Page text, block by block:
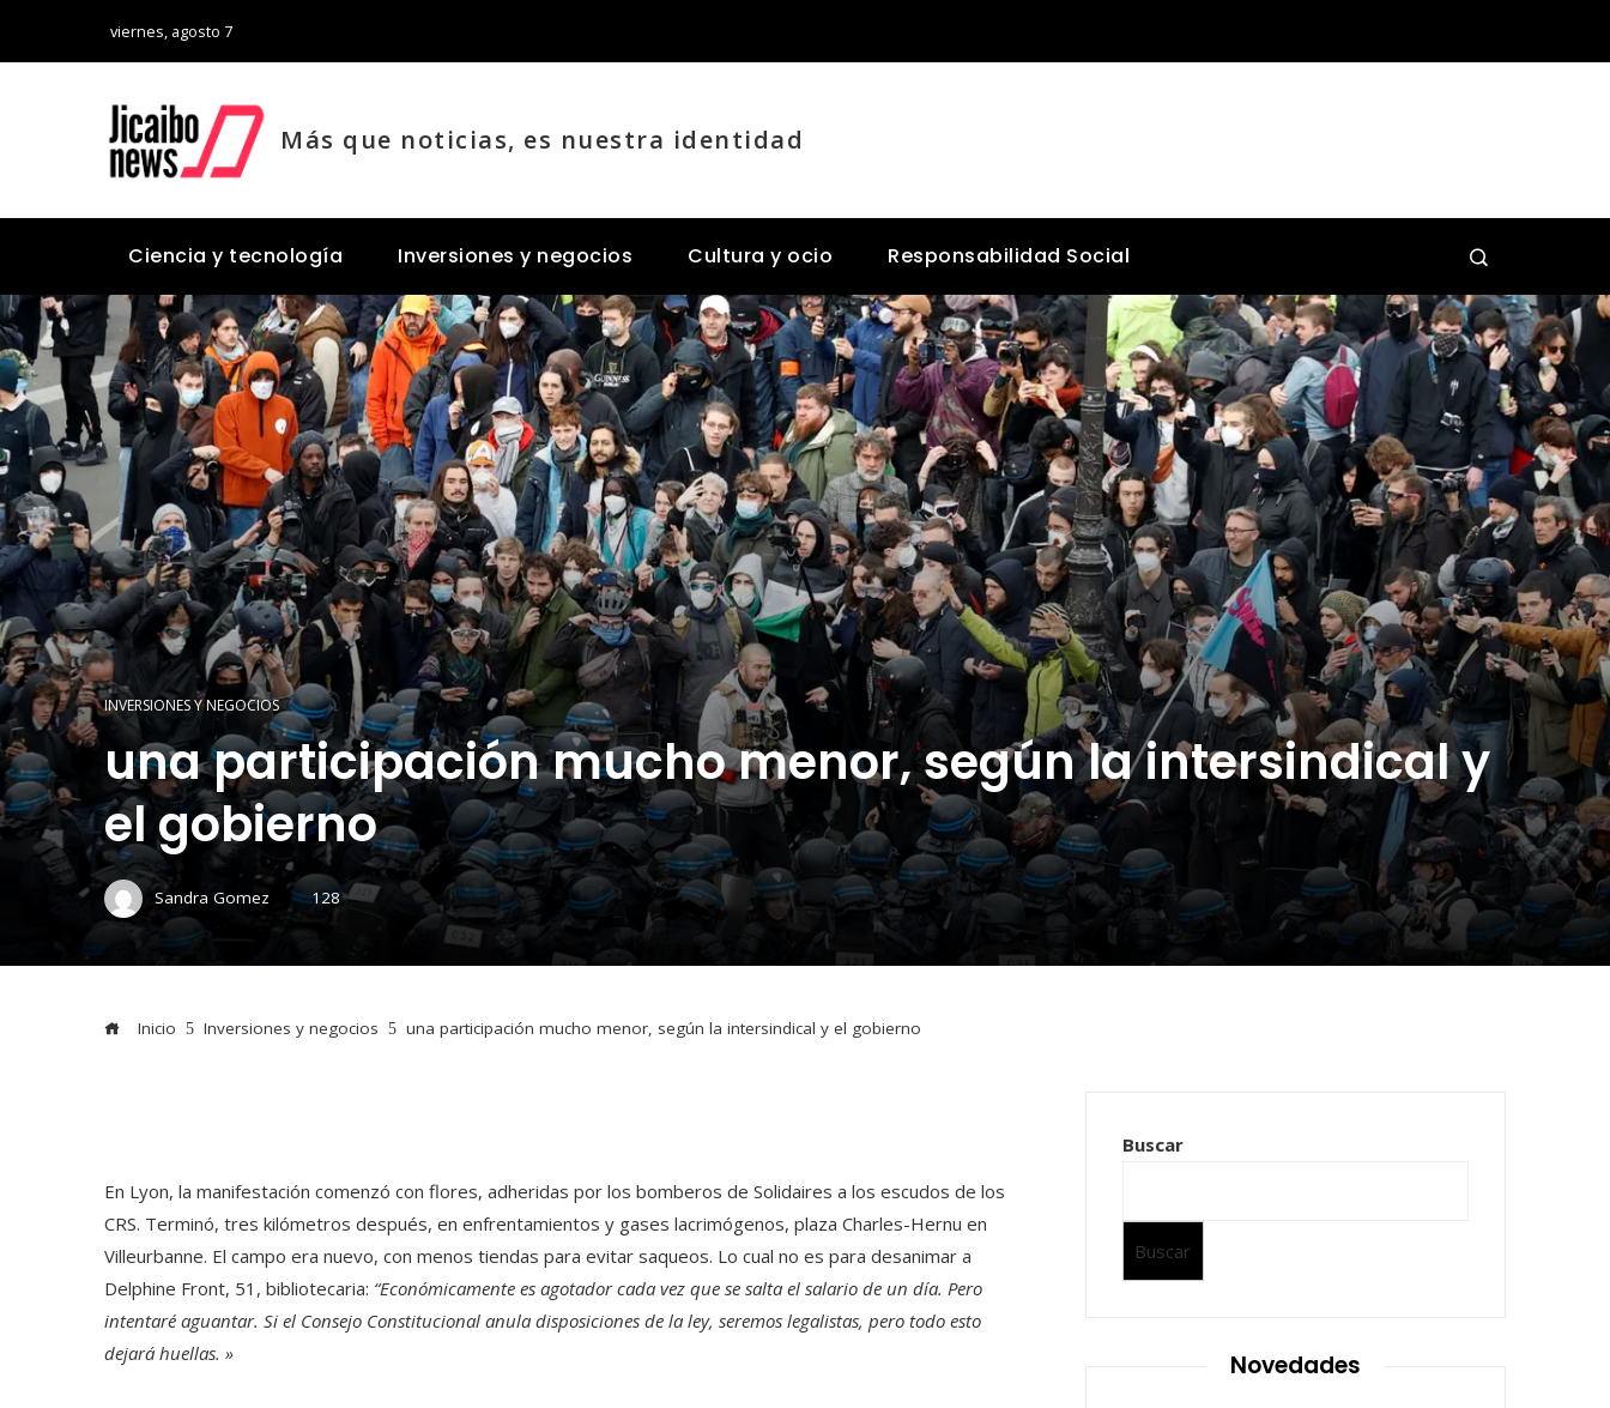
viernes, agosto 7
Más que noticias, es nuestra identidad
Ciencia y tecnología Inversiones y negocios Cultura y ocio Responsabilidad Social
INVERSIONES Y NEGOCIOS
una participación mucho menor, según la intersindical y
el gobierno
Sandra Gomez 128
Inicio Inversiones y negocios una participación mucho menor, según la intersindical y el gobierno
En Lyon, la manifestación comenzó con flores, adheridas por los bomberos de Solidaires a los escudos de los
CRS. Terminó, tres kilómetros después, en enfrentamientos y gases lacrimógenos, plaza Charles-Hernu en
Villeurbanne. El campo era nuevo, con menos tiendas para evitar saqueos. Lo cual no es para desanimar a
Delphine Front, 51, bibliotecaria: “Económicamente es agotador cada vez que se salta el salario de un día. Pero
intentaré aguantar. Si el Consejo Constitucional anula disposiciones de la ley, seremos legalistas, pero todo esto
dejará huellas. »
Buscar
Buscar
Novedades